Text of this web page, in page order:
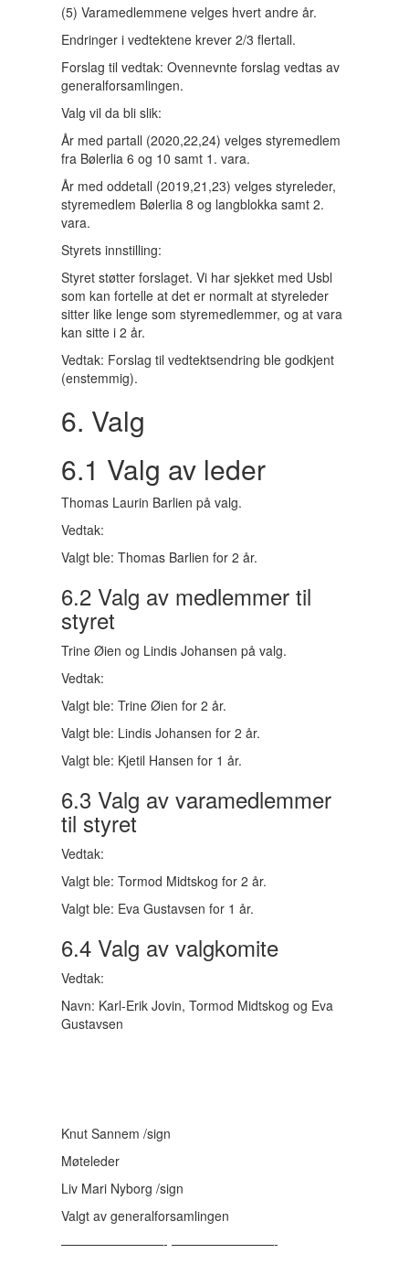
(5) Varamedlemmene velges hvert andre år.
Endringer i vedtektene krever 2/3 flertall.
Forslag til vedtak: Ovennevnte forslag vedtas av
generalforsamlingen.
Valg vil da bli slik:
År med partall (2020,22,24) velges styremedlem
fra Bølerlia 6 og 10 samt 1. vara.
År med oddetall (2019,21,23) velges styreleder,
styremedlem Bølerlia 8 og langblokka samt 2.
vara.
Styrets innstilling:
Styret støtter forslaget. Vi har sjekket med Usbl
som kan fortelle at det er normalt at styreleder
sitter like lenge som styremedlemmer, og at vara
kan sitte i 2 år.
Vedtak: Forslag til vedtektsendring ble godkjent
(enstemmig).
6. Valg
6.1 Valg av leder
Thomas Laurin Barlien på valg.
Vedtak:
Valgt ble: Thomas Barlien for 2 år.
6.2 Valg av medlemmer til
styret
Trine Øien og Lindis Johansen på valg.
Vedtak:
Valgt ble: Trine Øien for 2 år.
Valgt ble: Lindis Johansen for 2 år.
Valgt ble: Kjetil Hansen for 1 år.
6.3 Valg av varamedlemmer
til styret
Vedtak:
Valgt ble: Tormod Midtskog for 2 år.
Valgt ble: Eva Gustavsen for 1 år.
6.4 Valg av valgkomite
Vedtak:
Navn: Karl-Erik Jovin, Tormod Midtskog og Eva
Gustavsen
Knut Sannem /sign
Møteleder
Liv Mari Nyborg /sign
Valgt av generalforsamlingen
————————- ————————-